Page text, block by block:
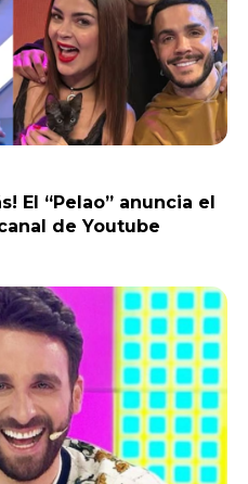
El “Pelao” anuncia el
de Youtube